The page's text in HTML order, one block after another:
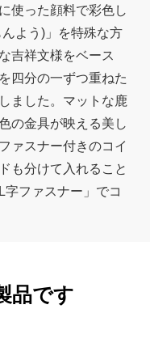
使った顔料で彩色し
よう)」を特殊な方
吉祥文様をベース
四分の一ずつ重ねた
ました。マットな鹿
の金具が映える美し
ァスナー付きのコイ
も分けて入れること
ファスナー」でコ
品です